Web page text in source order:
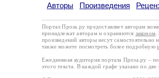
Авторы Произведения
Портал Проза.ру предоставляет авторам
принадлежат авторам и охраняются законом
произведений авторы несут самостоятельно
также можете посмотреть более подробную
Ежедневная аудитория портала Проза.ру –
этого текста. В каждой графе указано по